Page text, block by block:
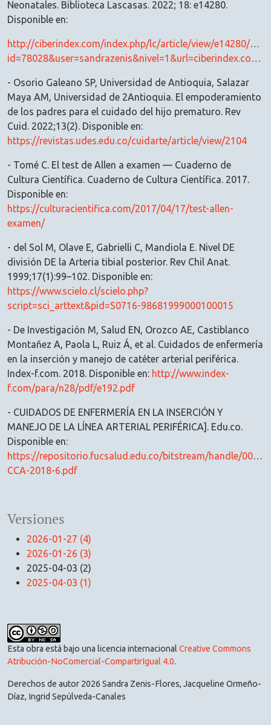
Versiones
2026-01-27 (4)
2026-01-26 (3)
2025-04-03 (2)
2025-04-03 (1)
Neonatales. Biblioteca Lascasas. 2022; 18: e14280.
Disponible en:
http://ciberindex.com/index.php/lc/article/view/e14280/
id=78028&user=sandrazenis&nivel=1&url=ciberindex.com/p/lc/e14280
- Osorio Galeano SP, Universidad de Antioquia, Salazar
Maya AM, Universidad de 2Antioquia. El empoderamiento
de los padres para el cuidado del hijo prematuro. Rev
Cuid. 2022;13(2). Disponible en:
https://revistas.udes.edu.co/cuidarte/article/view/2104
- Tomé C. El test de Allen a examen — Cuaderno de
Cultura Científica. Cuaderno de Cultura Científica. 2017.
Disponible en:
https://culturacientifica.com/2017/04/17/test-allen-
examen/
- del Sol M, Olave E, Gabrielli C, Mandiola E. Nivel DE
división DE la Arteria tibial posterior. Rev Chil Anat.
1999;17(1):99–102. Disponible en:
https://www.scielo.cl/scielo.php?
script=sci_arttext&pid=S0716-98681999000100015
- De Investigación M, Salud EN, Orozco AE, Castiblanco
Montañez A, Paola L, Ruiz Á, et al. Cuidados de enfermería
en la inserción y manejo de catéter arterial periférica.
Index-f.com. 2018. Disponible en: http://www.index-
f.com/para/n28/pdf/e192.pdf
- CUIDADOS DE ENFERMERÍA EN LA INSERCIÓN Y
MANEJO DE LA LÍNEA ARTERIAL PERIFÉRICA]. Edu.co.
Disponible en:
https://repositorio.fucsalud.edu.co/bitstream/handle/001/
CCA-2018-6.pdf
Esta obra está bajo una licencia internacional Creative Commons
Atribución-NoComercial-CompartirIgual 4.0.
Derechos de autor 2026 Sandra Zenis-Flores, Jacqueline Ormeño-
Díaz, Ingrid Sepúlveda-Canales